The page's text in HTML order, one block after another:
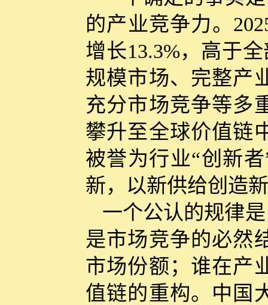
的产业竞争力。
增长13.3%，高于
规模市场、完整产
充分市场竞争等多
攀升至全球价值链
被誉为行业“创新
新，以新供给创造
一个公认的规律
是市场竞争的必然
市场份额；谁在产
值链的重构。中国